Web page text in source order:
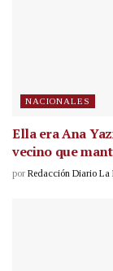
NACIONALES
Ella era Ana
vecino que
por Redacción Diario La